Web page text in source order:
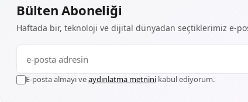
Bülten Aboneliği
Haftada bir, teknoloji ve dijital dünyadan seçtiklerimiz e-
E-posta almayı veaydınlatma metnini kabul ediyorum.